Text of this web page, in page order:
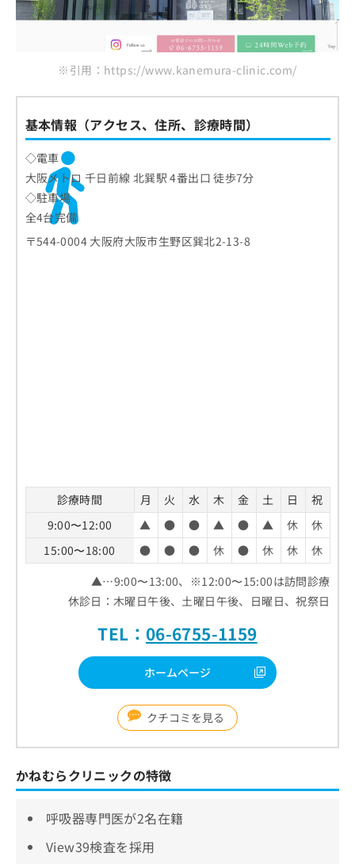
※引用：https://www.kanemura-clinic.com/
基本情報（アクセス、住所、診療時間）
◇電車
大阪メトロ 千日前線 北巽駅 4番出口 徒歩7分
◇駐車場
全4台完備
〒544-0004 大阪府大阪市生野区巽北2-13-8
診療時間 月 火 水 木 金 土 日
祝
9:00〜12:00
▲ ● ● ▲ ● ▲ 休
休
15:00〜18:00
● ● ● 休 ● 休 休
休
▲…9:00〜13:00、※12:00〜15:00は訪問診療
休診日：木曜日午後、土曜日午後、日曜日、祝祭日
TEL： 06-6755-1159
ホームページ
クチコミを見る
かねむらクリニックの特徴
呼吸器専門医が2名在籍
View39検査を採用